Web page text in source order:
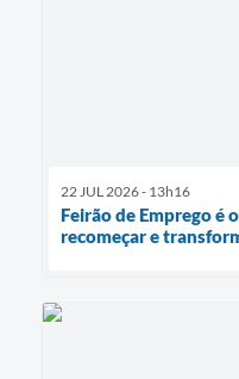
22 JUL 2026 - 13h16
Feirão de Emprego é
recomeçar e